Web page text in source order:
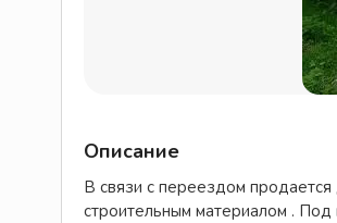
Описание
В связи с переездом
строительным материалом .